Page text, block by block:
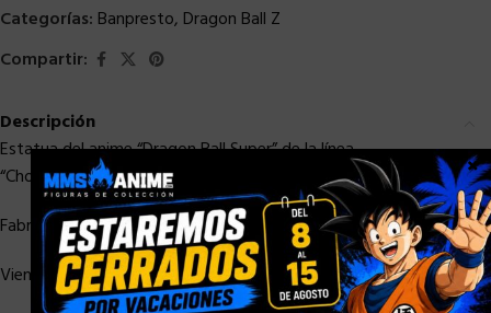
Categorías: Banpresto, Dragon Ball Z
Compartir:
Descripción
Estatua del anime “Dragon Ball Super” de la línea
“Chosenshiretsuden”.
Fabricada en PVC, tamaño aprox. 14 cm.
Viene con una base en una caja de regalo.
×